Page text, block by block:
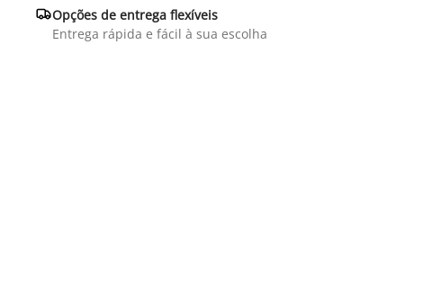
Opções de entrega flexíveis
Entrega rápida e fácil à sua escolha